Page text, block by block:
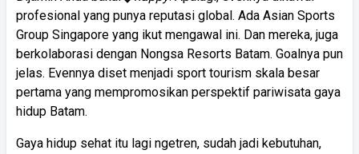
profesional yang punya reputasi global. Ada Asian Sports
Group Singapore yang ikut mengawal ini. Dan mereka, juga
berkolaborasi dengan Nongsa Resorts Batam. Goalnya pun
jelas. Evennya diset menjadi sport tourism skala besar
pertama yang mempromosikan perspektif pariwisata gaya
hidup Batam.
Gaya hidup sehat itu lagi ngetren, sudah jadi kebutuhan,